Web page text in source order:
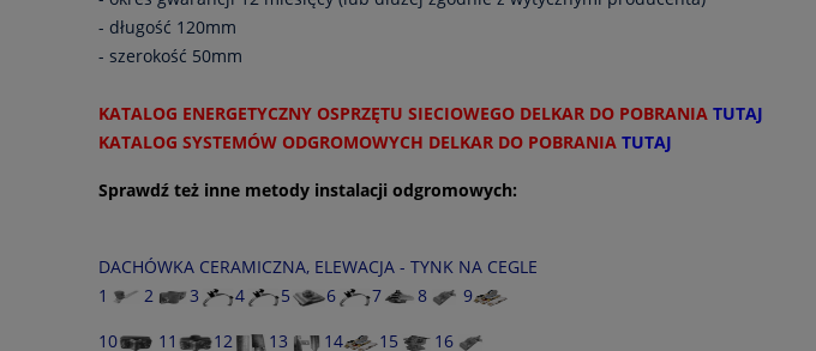
- długość 120mm
- szerokość 50mm
KATALOG ENERGETYCZNY OSPRZĘTU SIECIOWEGO DELKAR DO POBRANIA TUTAJ
KATALOG SYSTEMÓW ODGROMOWYCH DELKAR DO POBRANIA TUTAJ
Sprawdź też inne metody instalacji odgromowych:
DACHÓWKA CERAMICZNA, ELEWACJA - TYNK NA CEGLE
1
2 3 4 5 6 7 8
9
10
11 12 13 14 15
16